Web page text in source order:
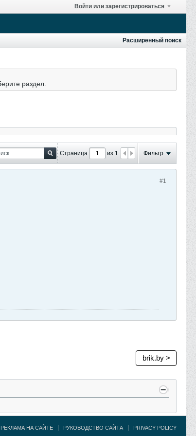
Войти или зарегистрироваться
Расширенный поиск
раздел.
Страница из 1 Фильтр
#1
brik.by >
РЕКЛАМА НА САЙТЕ РУКОВОДСТВО САЙТА PRIVACY POLICY